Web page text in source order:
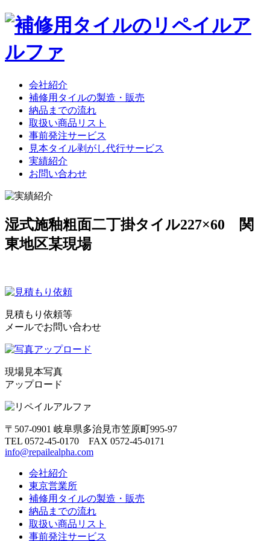
会社紹介
補修用タイルの製造・販売
納品までの流れ
取扱い商品リスト
事前発注サービス
見本タイル剥がし代行サービス
実績紹介
お問い合わせ
湿式施釉粗面二丁掛タイル227×60 関
東地区某現場
見積もり依頼等
メールでお問い合わせ
現場見本写真
アップロード
〒507-0901 岐阜県多治見市笠原町995-97
TEL 0572-45-0170 FAX 0572-45-0171
info@repailealpha.com
会社紹介
東京営業所
補修用タイルの製造・販売
納品までの流れ
取扱い商品リスト
事前発注サービス